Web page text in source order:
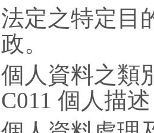
法定之特定目
政。
個人資料之類
C011 個人描述